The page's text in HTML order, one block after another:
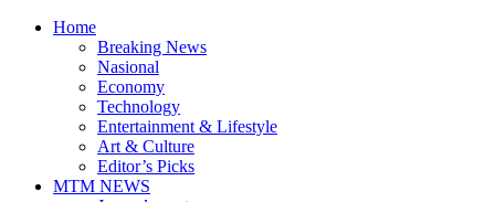
Home
Breaking News
Nasional
Economy
Technology
Entertainment & Lifestyle
Art & Culture
Editor’s Picks
MTM NEWS